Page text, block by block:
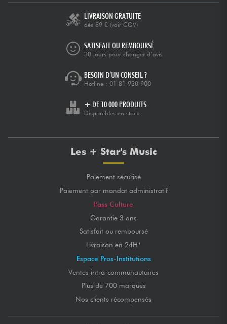
LIVRAISON GRATUITE
dès 89 € (voir CGV)
SATISFAIT OU REMBOURSÉ
30 jours pour changer d’avis
BESOIN D’UN CONSEIL ?
Hotline : 01 81 930 900
+ DE 10 000 PRODUITS
Disponibles en stock
Les + Star's Music
Paiement sécurisé
Paiement par mandat administratif
Pass Culture
Garantie 3 ans
Satisfait ou remboursé
Livraison en 24H*
Espace Pros-Institutions
Ventes intra-communautaires
Plus de 700 marques
Nos clients récompensés